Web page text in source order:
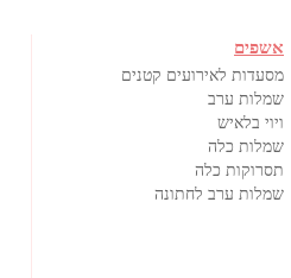
אשפים
מסעדות לאירועים קטנים
שמלות ערב
ויוי בלאיש
שמלות כלה
תסרוקות כלה
שמלות ערב לחתונה